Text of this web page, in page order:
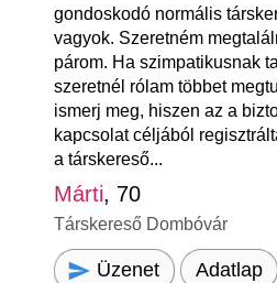
gondoskodó normális
vagyok. Szeretném
párom. Ha szimpatikusnak
szeretnél rólam többet
ismerj meg, hiszen az a
kapcsolat céljából
a társkereső...
Márti, 70
Társkereső Dombóvár
Üzenet Adatlap